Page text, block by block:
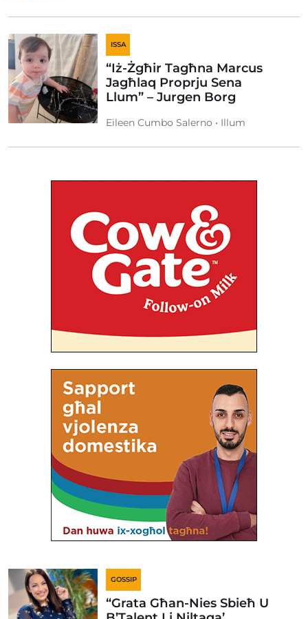
ISSA
“Iż-Żgħir Tagħna Marcus
Jagħlaq Proprju Sena
Llum” – Jurgen Borg
Eileen Cumbo Salerno • Illum
GOSSIP
“Grata Għan-Nies Sbieħ U